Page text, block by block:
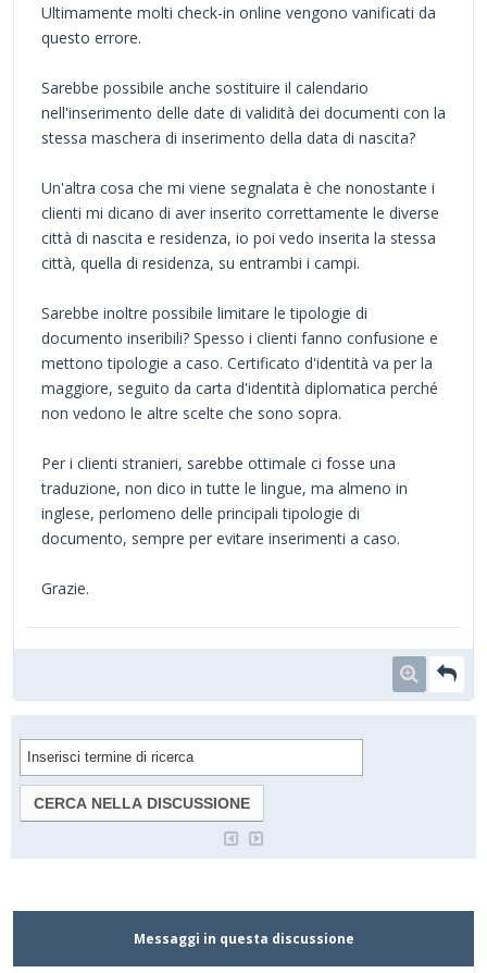
Ultimamente molti check-in online vengono vanificati da
questo errore.
Sarebbe possibile anche sostituire il calendario
nell'inserimento delle date di validità dei documenti con la
stessa maschera di inserimento della data di nascita?
Un'altra cosa che mi viene segnalata è che nonostante i
clienti mi dicano di aver inserito correttamente le diverse
città di nascita e residenza, io poi vedo inserita la stessa
città, quella di residenza, su entrambi i campi.
Sarebbe inoltre possibile limitare le tipologie di
documento inseribili? Spesso i clienti fanno confusione e
mettono tipologie a caso. Certificato d'identità va per la
maggiore, seguito da carta d'identità diplomatica perché
non vedono le altre scelte che sono sopra.
Per i clienti stranieri, sarebbe ottimale ci fosse una
traduzione, non dico in tutte le lingue, ma almeno in
inglese, perlomeno delle principali tipologie di
documento, sempre per evitare inserimenti a caso.
Grazie.
Messaggi in questa discussione